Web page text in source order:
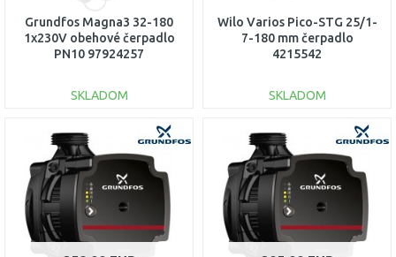
Grundfos Magna3 32-180
1x230V obehové čerpadlo
PN10 97924257
SKLADOM
DO KOŠÍKA
Porovnať
Wilo Varios Pico-STG 25/1-
7-180 mm čerpadlo
4215542
SKLADOM
DO KOŠÍKA
Porovnať